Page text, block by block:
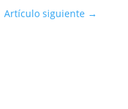
Artículo siguiente →